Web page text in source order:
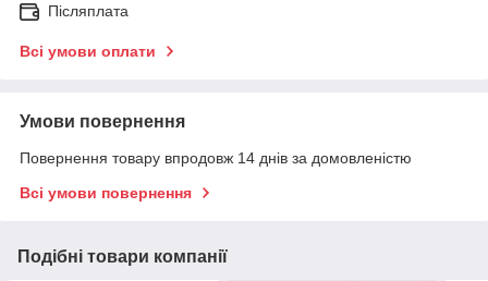
Післяплата
Всі умови оплати
Умови повернення
Повернення товару впродовж 14 днів за домовленістю
Всі умови повернення
Подібні товари компанії